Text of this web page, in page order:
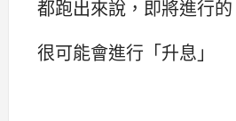
都跑出來說，即將進行
很可能會進行「升息」